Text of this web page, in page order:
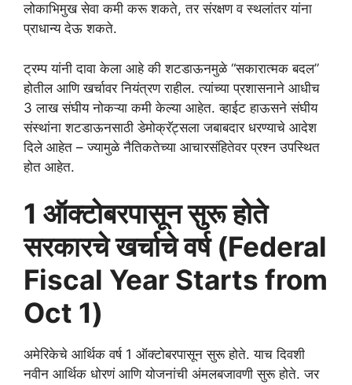
लोकाभिमुख सेवा कमी करू शकते, तर संरक्षण व स्थलांतर यांना
प्राधान्य देऊ शकते.
ट्रम्प यांनी दावा केला आहे की शटडाऊनमुळे “सकारात्मक बदल”
होतील आणि खर्चावर नियंत्रण राहील. त्यांच्या प्रशासनाने आधीच
3 लाख संघीय नोकऱ्या कमी केल्या आहेत. व्हाईट हाऊसने संघीय
संस्थांना शटडाऊनसाठी डेमोक्रॅट्सला जबाबदार धरण्याचे आदेश
दिले आहेत – ज्यामुळे नैतिकतेच्या आचारसंहितेवर प्रश्न उपस्थित
होत आहेत.
1 ऑक्टोबरपासून सुरू होते
सरकारचे खर्चाचे वर्ष (Federal
Fiscal Year Starts from
Oct 1)
अमेरिकेचे आर्थिक वर्ष 1 ऑक्टोबरपासून सुरू होते. याच दिवशी
नवीन आर्थिक धोरणं आणि योजनांची अंमलबजावणी सुरू होते. जर